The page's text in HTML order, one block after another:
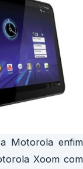
Motorola enfim
Xoom com